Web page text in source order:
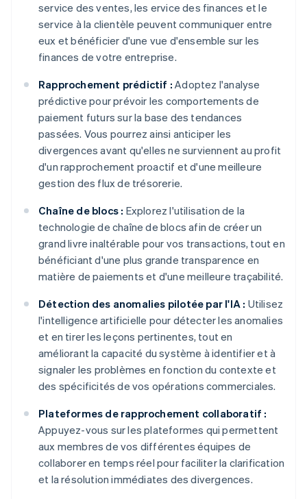
service des ventes, les ervice des finances et le
service à la clientèle peuvent communiquer entre
eux et bénéficier d'une vue d'ensemble sur les
finances de votre entreprise.
Rapprochement prédictif : Adoptez l'analyse
prédictive pour prévoir les comportements de
paiement futurs sur la base des tendances
passées. Vous pourrez ainsi anticiper les
divergences avant qu'elles ne surviennent au profit
d'un rapprochement proactif et d'une meilleure
gestion des flux de trésorerie.
Chaîne de blocs : Explorez l'utilisation de la
technologie de chaîne de blocs afin de créer un
grand livre inaltérable pour vos transactions, tout en
bénéficiant d'une plus grande transparence en
matière de paiements et d'une meilleure traçabilité.
Détection des anomalies pilotée par l'IA : Utilisez
l'intelligence artificielle pour détecter les anomalies
et en tirer les leçons pertinentes, tout en
améliorant la capacité du système à identifier et à
signaler les problèmes en fonction du contexte et
des spécificités de vos opérations commerciales.
Plateformes de rapprochement collaboratif :
Appuyez-vous sur les plateformes qui permettent
aux membres de vos différentes équipes de
collaborer en temps réel pour faciliter la clarification
et la résolution immédiates des divergences.